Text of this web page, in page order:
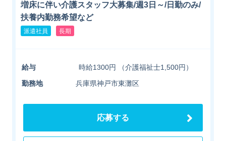
増床に伴い介護スタッフ大募集/週3日～/日勤のみ/
扶養内勤務希望など
派遣社員 長期
給与
時給1300円 （介護福祉士1,500円）
勤務地
兵庫県神戸市東灘区
応募する